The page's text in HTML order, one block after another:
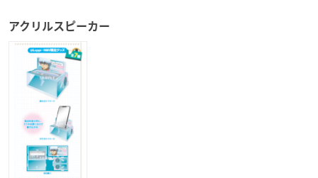
アクリルスピーカー